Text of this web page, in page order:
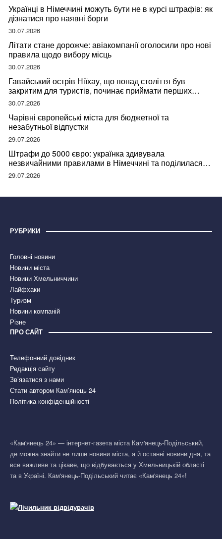
Українці в Німеччині можуть бути не в курсі штрафів: як
дізнатися про наявні борги
30.07.2026
Літати стане дорожче: авіакомпанії оголосили про нові
правила щодо вибору місць
30.07.2026
Гавайський острів Ніїхау, що понад століття був
закритим для туристів, починає приймати перших
відвідувачів
30.07.2026
Чарівні європейські міста для бюджетної та
незабутньої відпустки
29.07.2026
Штрафи до 5000 євро: українка здивувала
незвичайними правилами в Німеччині та поділилася
правдою
29.07.2026
РУБРИКИ
Головні новини
Новини міста
Новини Хмельниччини
Лайфхаки
Туризм
Новини компаній
Різне
ПРО САЙТ
Телефонний довідник
Редакція сайту
Зв’язатися з нами
Стати автором Кам’янець 24
Політика конфіденційності
«Кам'янець 24» — інтернет-газета міста Кам'янець-Подільський,
де можна знайти не лише новини міста, а й останні новини дня, та
все важливе та цікаве, що відбувається у Хмельницькій області
та в Україні. Кам'янець-Подільський читає «Кам'янець 24»!